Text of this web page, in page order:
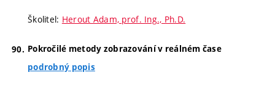
Školitel: Herout Adam, prof. Ing., Ph.D.
Pokročilé metody zobrazování v reálném čase
podrobný popis